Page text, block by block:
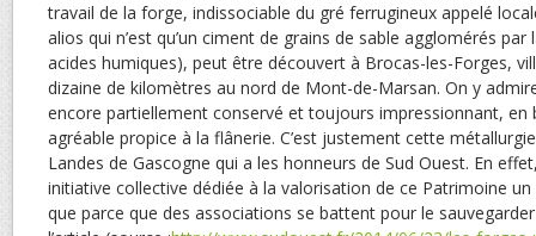
travail de la forge, indissociable du gré ferrugineux appelé
alios qui n’est qu’un ciment de grains de sable agglomérés
acides humiques), peut être découvert à Brocas-les-Forges,
dizaine de kilomètres au nord de Mont-de-Marsan. On y
encore partiellement conservé et toujours impressionnant, en
agréable propice à la flânerie. C’est justement cette
Landes de Gascogne qui a les honneurs de Sud Ouest. En
initiative collective dédiée à la valorisation de ce Patrimoine un
que parce que des associations se battent pour le